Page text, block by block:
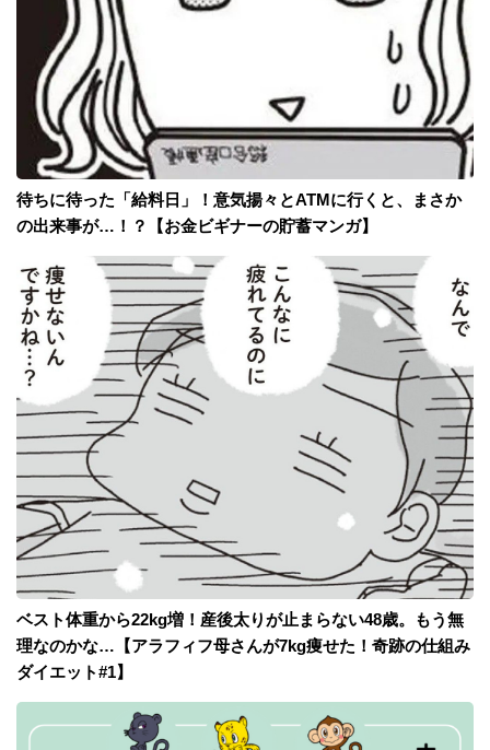
待ちに待った「給料日」！意気揚々とATMに行くと、まさか
の出来事が…！？【お金ビギナーの貯蓄マンガ】
ベスト体重から22kg増！産後太りが止まらない48歳。もう無
理なのかな…【アラフィフ母さんが7kg痩せた！奇跡の仕組み
ダイエット#1】